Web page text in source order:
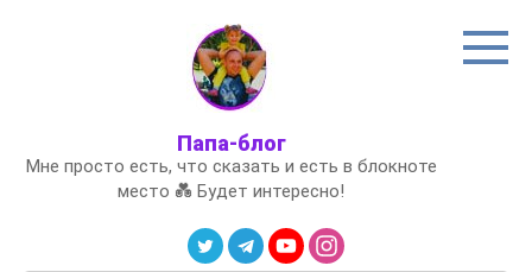
Папа-блог
Мне просто есть, что сказать и есть в блокноте
место 💑 Будет интересно!